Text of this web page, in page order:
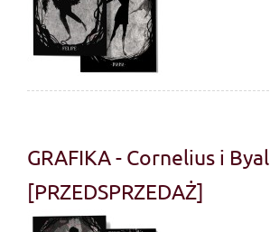
GRAFIKA - Cornelius i Byal
[PRZEDSPRZEDAŻ]